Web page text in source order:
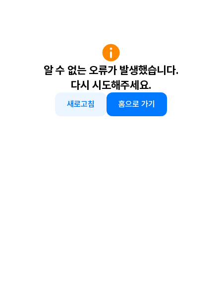
알 수 없는 오류가 발생했습니다.
다시 시도해주세요.
새로고침 홈으로 가기